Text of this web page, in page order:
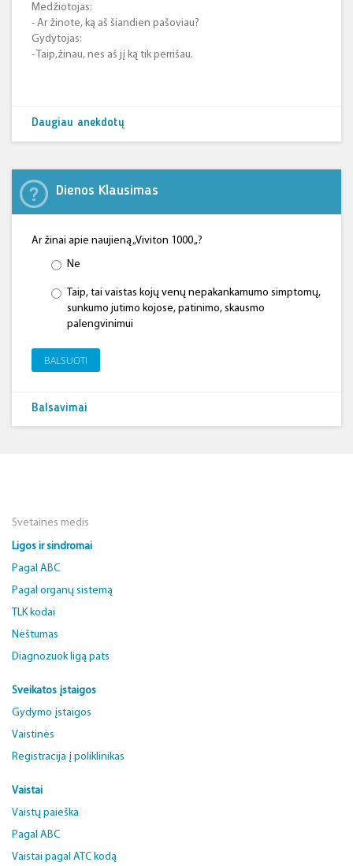
Medžiotojas:
- Ar žinote, ką aš šiandien pašoviau?
Gydytojas:
- Taip,žinau, nes aš jį ką tik perrišau.
Daugiau anekdotų
Dienos Klausimas
Ar žinai apie naujieną „Viviton 1000 „?
Ne
Taip, tai vaistas kojų venų nepakankamumo simptomų,
sunkumo jutimo kojose, patinimo, skausmo
palengvinimui
BALSUOTI
Balsavimai
Svetainės medis
Ligos ir sindromai
Pagal ABC
Pagal organų sistemą
TLK kodai
Nėštumas
Diagnozuok ligą pats
Sveikatos įstaigos
Gydymo įstaigos
Vaistinės
Registracija į poliklinikas
Vaistai
Vaistų paieška
Pagal ABC
Vaistai pagal ATC kodą